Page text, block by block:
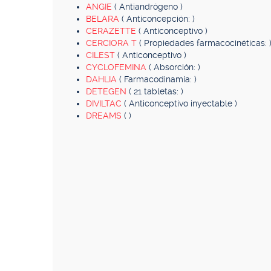
ANGIE ( Antiandrógeno )
BELARA ( Anticoncepción: )
CERAZETTE ( Anticonceptivo )
CERCIORA T ( Propiedades farmacocinéticas: )
CILEST ( Anticonceptivo )
CYCLOFEMINA ( Absorción: )
DAHLIA ( Farmacodinamia: )
DETEGEN ( 21 tabletas: )
DIVILTAC ( Anticonceptivo inyectable )
DREAMS ( )